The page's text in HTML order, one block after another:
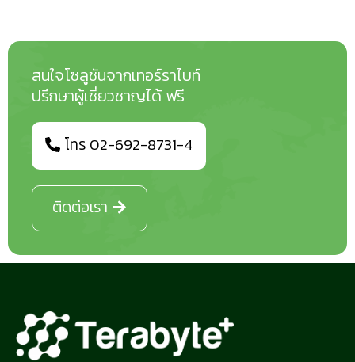
สนใจโซลูชันจากเทอร์ราไบท์
ปรึกษาผู้เชี่ยวชาญได้ ฟรี
โทร 02-692-8731-4
ติดต่อเรา